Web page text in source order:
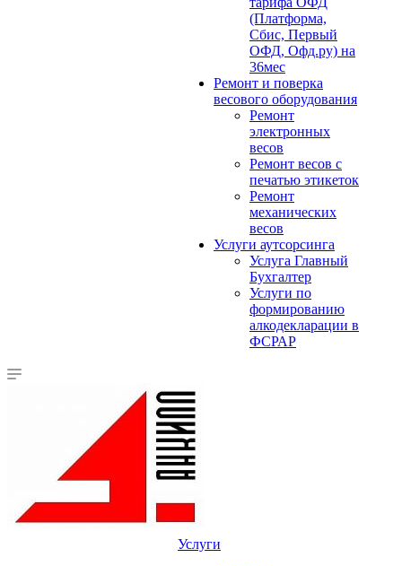
(Платформа,
Сбис, Первый
ОФД, Офд.ру) на
36мес
Ремонт и поверка
весового оборудования
Ремонт
электронных
весов
Ремонт весов с
печатью этикеток
Ремонт
механических
весов
Услуги аутсорсинга
Услуга Главный
Бухгалтер
Услуги по
формированию
алкодекларации в
ФСРАР
Услуги